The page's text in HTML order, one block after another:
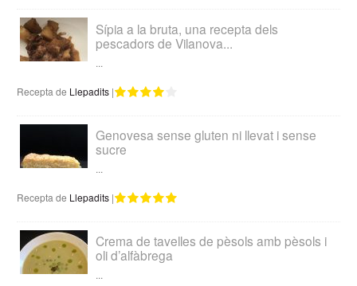
Sípia a la bruta, una recepta dels
pescadors de Vilanova...
...
Recepta de Llepadits |
Genovesa sense gluten ni llevat i sense
sucre
...
Recepta de Llepadits |
Crema de tavelles de pèsols amb pèsols i
oli d’alfàbrega
...